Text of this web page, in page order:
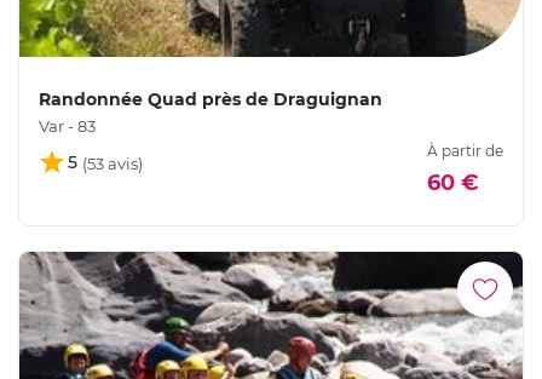
Randonnée Quad près de Draguignan
Var - 83
5
À partir de
60 €